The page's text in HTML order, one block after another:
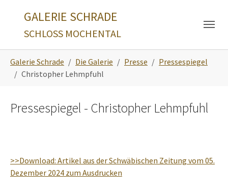
GALERIE SCHRADE
SCHLOSS MOCHENTAL
Galerie Schrade Die Galerie Presse
Pressespiegel
Christopher Lehmpfuhl
Pressespiegel - Christopher Lehmpfuhl
>>Download: Artikel aus der Schwäbischen Zeitung vom 05.
Dezember 2024 zum Ausdrucken